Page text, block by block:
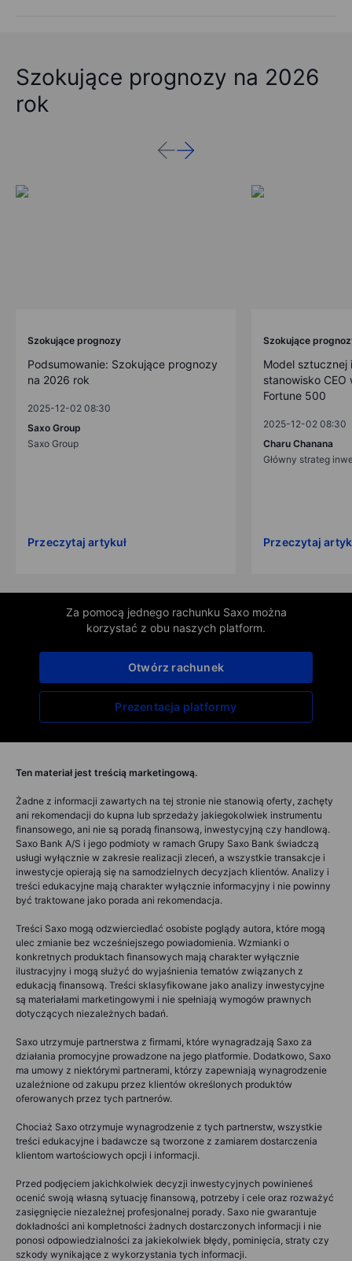
Szokujące prognozy na 2026
rok
Szokujące prognozy
Podsumowanie: Szokujące prognozy
na 2026 rok
2025-12-02 08:30
Saxo Group
Saxo Group
Przeczytaj artykuł
Szokujące
Model sztucznej
stanowisko CEO
Fortune 500
2025-12-02 08:30
Charu Chanana
Główny strateg
Przeczytaj
Za pomocą jednego rachunku Saxo można
korzystać z obu naszych platform.
Prezentacja platformy
Otwórz rachunek
Ten materiał jest treścią marketingową.
Żadne z informacji zawartych na tej stronie nie stanowią oferty, zachęty
ani rekomendacji do kupna lub sprzedaży jakiegokolwiek instrumentu
finansowego, ani nie są poradą finansową, inwestycyjną czy handlową.
Saxo Bank A/S i jego podmioty w ramach Grupy Saxo Bank świadczą
usługi wyłącznie w zakresie realizacji zleceń, a wszystkie transakcje i
inwestycje opierają się na samodzielnych decyzjach klientów. Analizy i
treści edukacyjne mają charakter wyłącznie informacyjny i nie powinny
być traktowane jako porada ani rekomendacja.
Treści Saxo mogą odzwierciedlać osobiste poglądy autora, które mogą
ulec zmianie bez wcześniejszego powiadomienia. Wzmianki o
konkretnych produktach finansowych mają charakter wyłącznie
ilustracyjny i mogą służyć do wyjaśnienia tematów związanych z
edukacją finansową. Treści sklasyfikowane jako analizy inwestycyjne
są materiałami marketingowymi i nie spełniają wymogów prawnych
dotyczących niezależnych badań.
Saxo utrzymuje partnerstwa z firmami, które wynagradzają Saxo za
działania promocyjne prowadzone na jego platformie. Dodatkowo, Saxo
ma umowy z niektórymi partnerami, którzy zapewniają wynagrodzenie
uzależnione od zakupu przez klientów określonych produktów
oferowanych przez tych partnerów.
Chociaż Saxo otrzymuje wynagrodzenie z tych partnerstw, wszystkie
treści edukacyjne i badawcze są tworzone z zamiarem dostarczenia
klientom wartościowych opcji i informacji.
Przed podjęciem jakichkolwiek decyzji inwestycyjnych powinieneś
ocenić swoją własną sytuację finansową, potrzeby i cele oraz rozważyć
zasięgnięcie niezależnej profesjonalnej porady. Saxo nie gwarantuje
dokładności ani kompletności żadnych dostarczonych informacji i nie
ponosi odpowiedzialności za jakiekolwiek błędy, pominięcia, straty czy
szkody wynikające z wykorzystania tych informacji.